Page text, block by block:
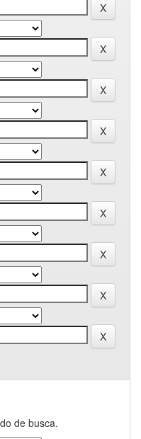
de busca.